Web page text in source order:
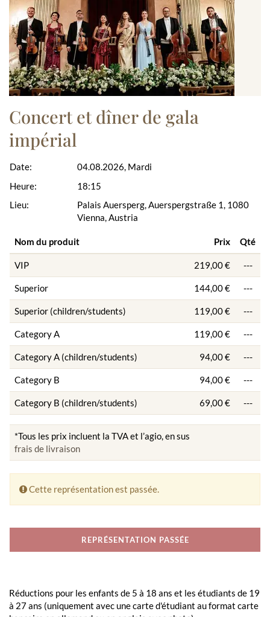
Concert et dîner de gala
impérial
Date:
Heure:
Lieu:
04.08.2026, Mardi
18:15
Palais Auersperg, Auerspergstraße 1, 1080
Vienna, Austria
Nom du produit Prix Qté
VIP 219,00 € ---
Superior 144,00 € ---
Superior (children/students) 119,00 € ---
Category A 119,00 € ---
Category A (children/students) 94,00 € ---
Category B 94,00 € ---
Category B (children/students) 69,00 € ---
*Tous les prix incluent la TVA et l’agio, en sus
frais de livraison
Cette représentation est passée.
REPRÉSENTATION PASSÉE
Réductions pour les enfants de 5 à 18 ans et les étudiants de 19
à 27 ans (uniquement avec une carte d'étudiant au format carte